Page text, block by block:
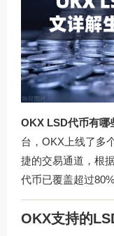
OKX LSD代币有哪
台，OKX上线了多
捷的交易通道，根
代币已覆盖超过
OKX支持的